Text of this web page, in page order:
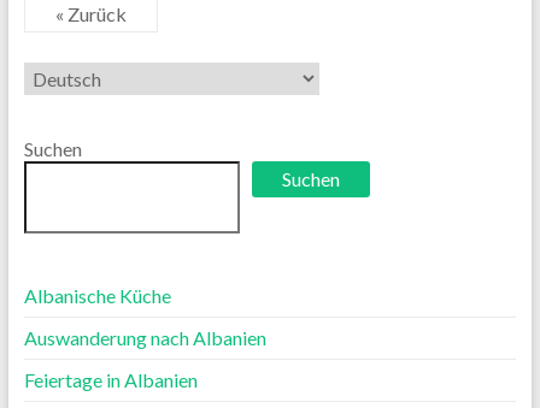
« Zurück
Sprache
auswählen
Suchen
Suchen
Albanische Küche
Auswanderung nach Albanien
Feiertage in Albanien